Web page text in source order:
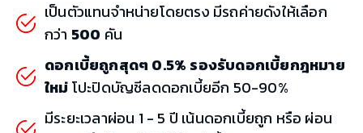
เป็นตัวแทนจำหน่ายโดยตรง มีรถค่ายดังให้เลือก
กว่า 500 คัน
ดอกเบี้ยถูกสุดๆ 0.5% รองรับดอกเบี้ยกฎหมาย
ใหม่โปะปิดบัญชีลดดอกเบี้ยอีก 50-90%
มีระยะเวลาผ่อน 1 - 5 ปี เน้นดอกเบี้ยถูก หรือ ผ่อน